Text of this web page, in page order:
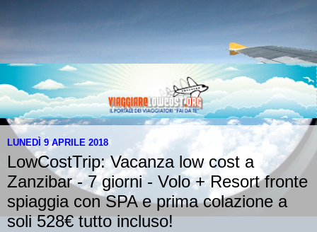
LUNEDÌ 9 APRILE 2018
LowCostTrip: Vacanza low cost a
Zanzibar - 7 giorni - Volo + Resort fronte
spiaggia con SPA e prima colazione a
soli 528€ tutto incluso!